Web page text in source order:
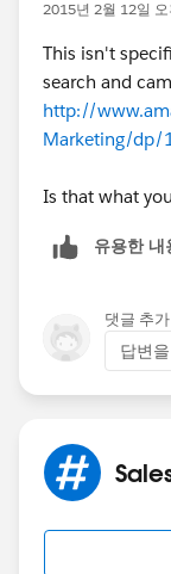
2015년 2월 12일
This isn't
search and
http://
Marketing/dp/
Is that what
유용한 내
댓글 추가
답변